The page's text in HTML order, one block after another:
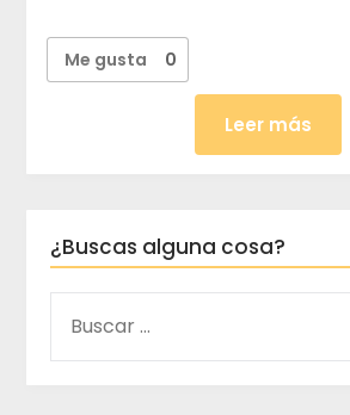
Me gusta 0
Leer más
¿Buscas alguna cosa?